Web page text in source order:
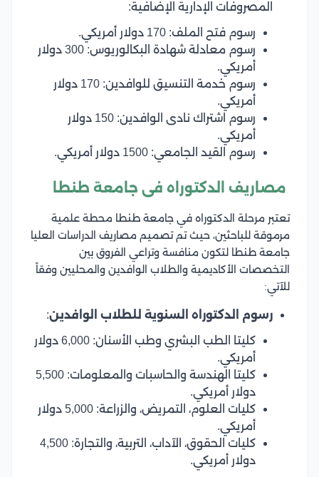
المصروفات الإدارية الإضافية:
رسوم فتح الملف: 170 دولار أمريكي.
رسوم معادلة شهادة البكالوريوس: 300 دولار
أمريكي.
رسوم خدمة التنسيق للوافدين: 170 دولار
أمريكي.
رسوم اشتراك نادى الوافدين: 150 دولار
أمريكي.
رسوم القيد الجامعي: 1500 دولار أمريكي.
مصاريف الدكتوراه فى جامعة طنطا
تعتبر مرحلة الدكتوراه في جامعة طنطا محطة علمية
مرموقة للباحثين، حيث تم تصميم مصاريف الدراسات العليا
جامعة طنطا لتكون منافسة وتراعي الفروق بين
التخصصات الأكاديمية والطلاب الوافدين والمحليين وفقاً
للآتي:
رسوم الدكتوراه السنوية للطلاب الوافدين:
كليتا الطب البشري وطب الأسنان: 6,000 دولار
أمريكي.
كليتا الهندسة والحاسبات والمعلومات: 5,500
دولار أمريكي.
كليات العلوم، التمريض، والزراعة: 5,000 دولار
أمريكي.
كليات الحقوق، الآداب، التربية، والتجارة: 4,500
دولار أمريكي.